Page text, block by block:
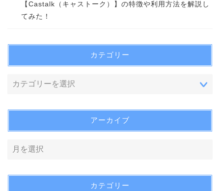
【Castalk（キャストーク）】の特徴や利用方法を解説し
てみた！
カテゴリー
アーカイブ
カテゴリー